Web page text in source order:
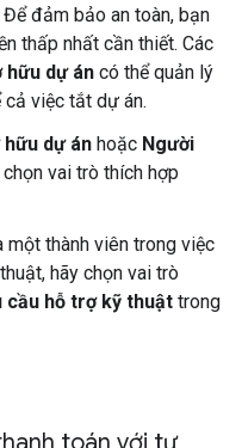
đảm bảo an toàn, bạn
thấp nhất cần thiết. Các
hữu dự án có thể quản lý
cả việc tắt dự án.
hữu dự án hoặc Người
chọn vai trò thích hợp
một thành viên trong việc
hãy chọn vai trò
cầu hỗ trợ kỹ thuật trong